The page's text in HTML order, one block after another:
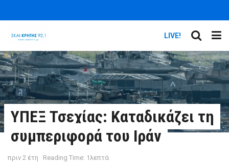
LIVE!
ΥΠΕΞ Τσεχίας: Καταδικάζει τη
συμπεριφορά του Ιράν
πριν 2 έτη Reading Time: 1λεπτά